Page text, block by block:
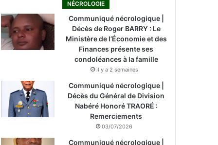
NÉCROLOGIE
Communiqué nécrologique |
Décès de Roger BARRY : Le
Ministère de l’Économie et des
Finances présente ses
condoléances à la famille
il y a 2 semaines
Communiqué nécrologique |
Décès du Général de Division
Nabéré Honoré TRAORÉ :
Remerciements
03/07/2026
Communiqué nécrologique |